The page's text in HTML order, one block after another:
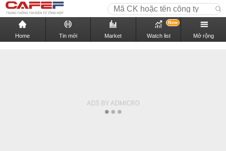
Home Tin mới Market Watch list
New
Mở rộng